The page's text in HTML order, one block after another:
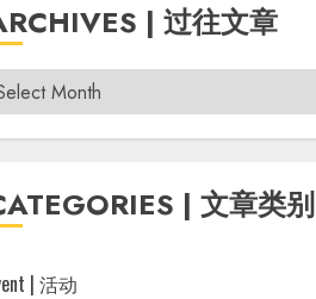
| 过往文章
| 文章类别
| 活动